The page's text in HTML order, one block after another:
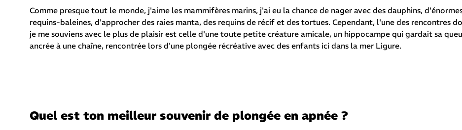
Comme presque tout le monde, j'aime les mammifères marins, j'ai eu la chance de nager avec des dauphins,
requins-baleines, d'approcher des raies manta, des requins de récif et des tortues. Cependant, l'une des rencontres
je me souviens avec le plus de plaisir est celle d'une toute petite créature amicale, un hippocampe qui gardait sa
ancrée à une chaîne, rencontrée lors d'une plongée récréative avec des enfants ici dans la mer Ligure.
Quel est ton meilleur souvenir de plongée en apnée ?